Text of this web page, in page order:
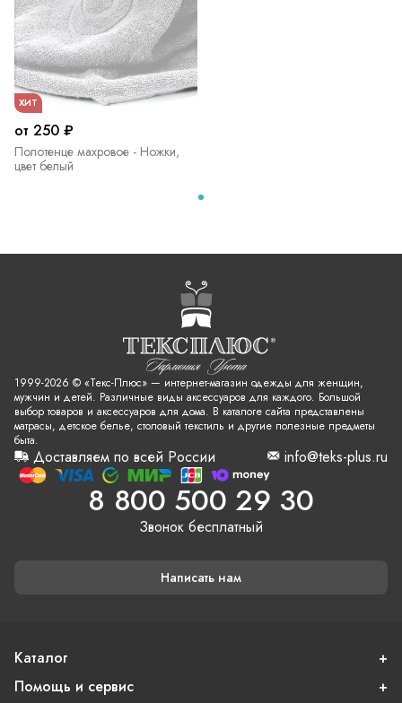
ХИТ
от 250 ₽
Полотенце махровое - Ножки,
цвет белый
1999-2026 © «Текс-Плюс» — интернет-магазин одежды для женщин,
мужчин и детей. Различные виды аксессуаров для каждого. Большой
выбор товаров и аксессуаров для дома. В каталоге сайта представлены
матрасы, детское белье, столовый текстиль и другие полезные предметы
быта.
Доставляем по всей России info@teks-plus.ru
8 800 500 29 30
Звонок бесплатный
Написать нам
Каталог
Помощь и сервис